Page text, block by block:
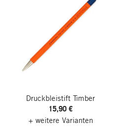
Druckbleistift Timber
15,90 €
+ weitere Varianten